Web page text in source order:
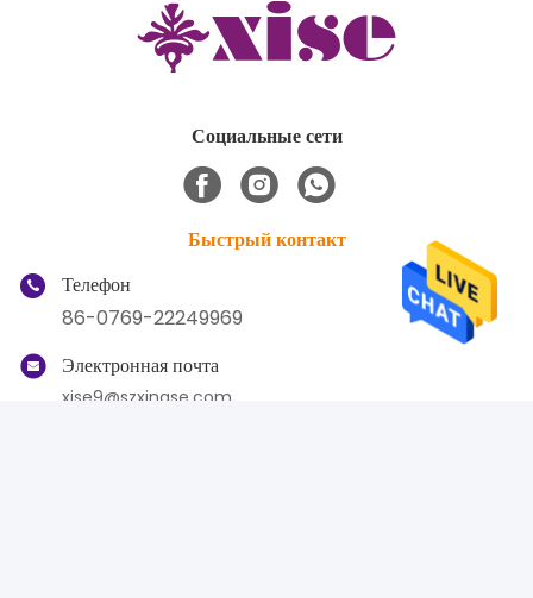
Социальные сети
Быстрый контакт
Телефон
86-0769-22249969
Электронная почта
xise9@szxingse.com